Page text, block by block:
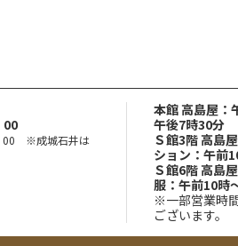
00
00 ※成城石井は
本館 高島屋：
午後7時30分
Ｓ館3階 高島
ション：午前
Ｓ館6階 高島
服：午前10時
※一部営業時
ございます。